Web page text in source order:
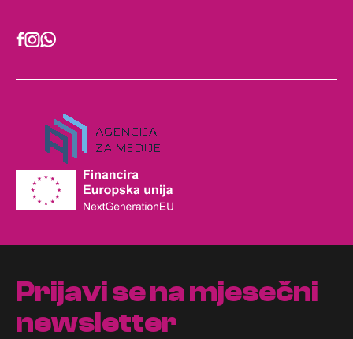
Prijavi se na mjesečni
newsletter